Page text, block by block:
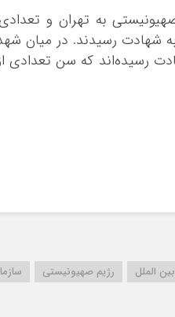
سحرگاه جمعه ۲۳ خرداد رژیم صهیونیستی به
شهادت رسیدند. در میان
اخبار تاکنون ۳۰ کودک به شهادت رسیده‌اند
الملل رژیم صهیونیستی